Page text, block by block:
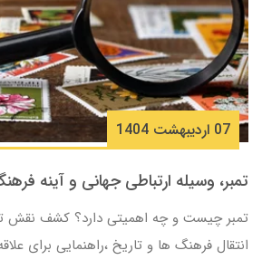
07 ارديبهشت 1404
تمبر، وسیله ارتباطی جهانی و آینه
تمبر چیست و چه اهمیتی دارد؟ کشف نقش
انتقال فرهنگ‌ ها و تاریخ ،راهنمایی برای